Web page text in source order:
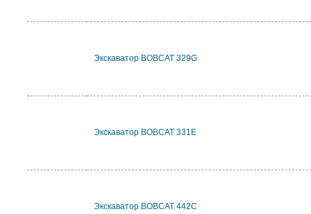
Экскаватор BOBCAT 329G
Экскаватор BOBCAT 331E
Экскаватор BOBCAT 442C